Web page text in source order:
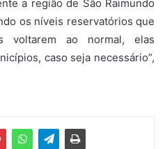
a região de São Raimundo
os níveis reservatórios que
voltarem ao normal, elas
caso seja necessário”,